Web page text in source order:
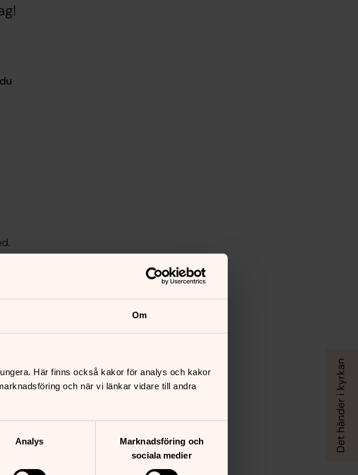
Om
Här finns också kakor för analys och kakor
och när vi länkar vidare till andra
Analys
Marknadsföring och
sociala medier